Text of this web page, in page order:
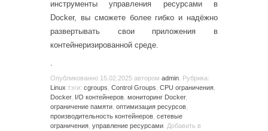
инструменты управления ресурсами в
Docker, вы сможете более гибко и надёжно
развертывать свои приложения в
контейнеризированной среде.
Опубликованно 15.02.2025 автором admin . Рубрика:
Linux тэги: cgroups Control Groups CPU ограничения
Docker, I/O контейнеров мониторинг Docker,
ограничение памяти оптимизация ресурсов
производительность контейнеров сетевые
ограничения управление ресурсами . Добавить в